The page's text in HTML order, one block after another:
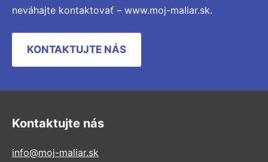
neváhajte kontaktovať – www.moj-maliar.sk.
KONTAKTUJTE NÁS
Kontaktujte nás
info@moj-maliar.sk